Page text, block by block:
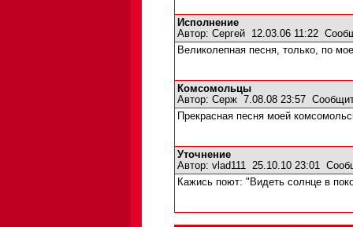
Исполнение
Автор: Сергей 12.03.06 11:22
Великолепная песня, только, по
Комсомольцы
Автор: Серж 7.08.08 23:57
Прекрасная песня моей
Уточнение
Автор: vlad111 25.10.10 23:01
Кажись поют: "Видеть солнце в